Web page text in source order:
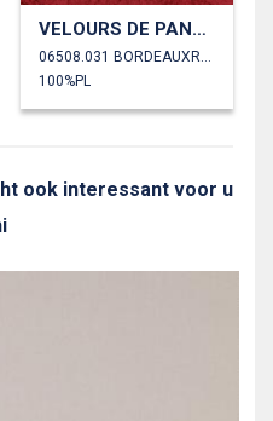
VELOURS DE PANNE
06508.031 BORDEAUXROOD
100%PL
ook interessant voor u